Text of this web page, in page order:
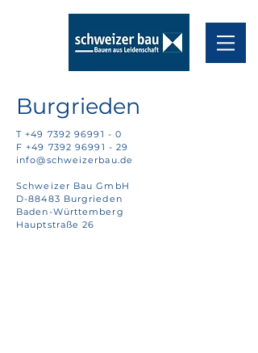
Burgrieden
T+49 7392 96991 - 0
F+49 7392 96991 - 29
info@schweizerbau.de
Schweizer Bau GmbH
D-88483 Burgrieden
Baden-Württemberg
Hauptstraße 26